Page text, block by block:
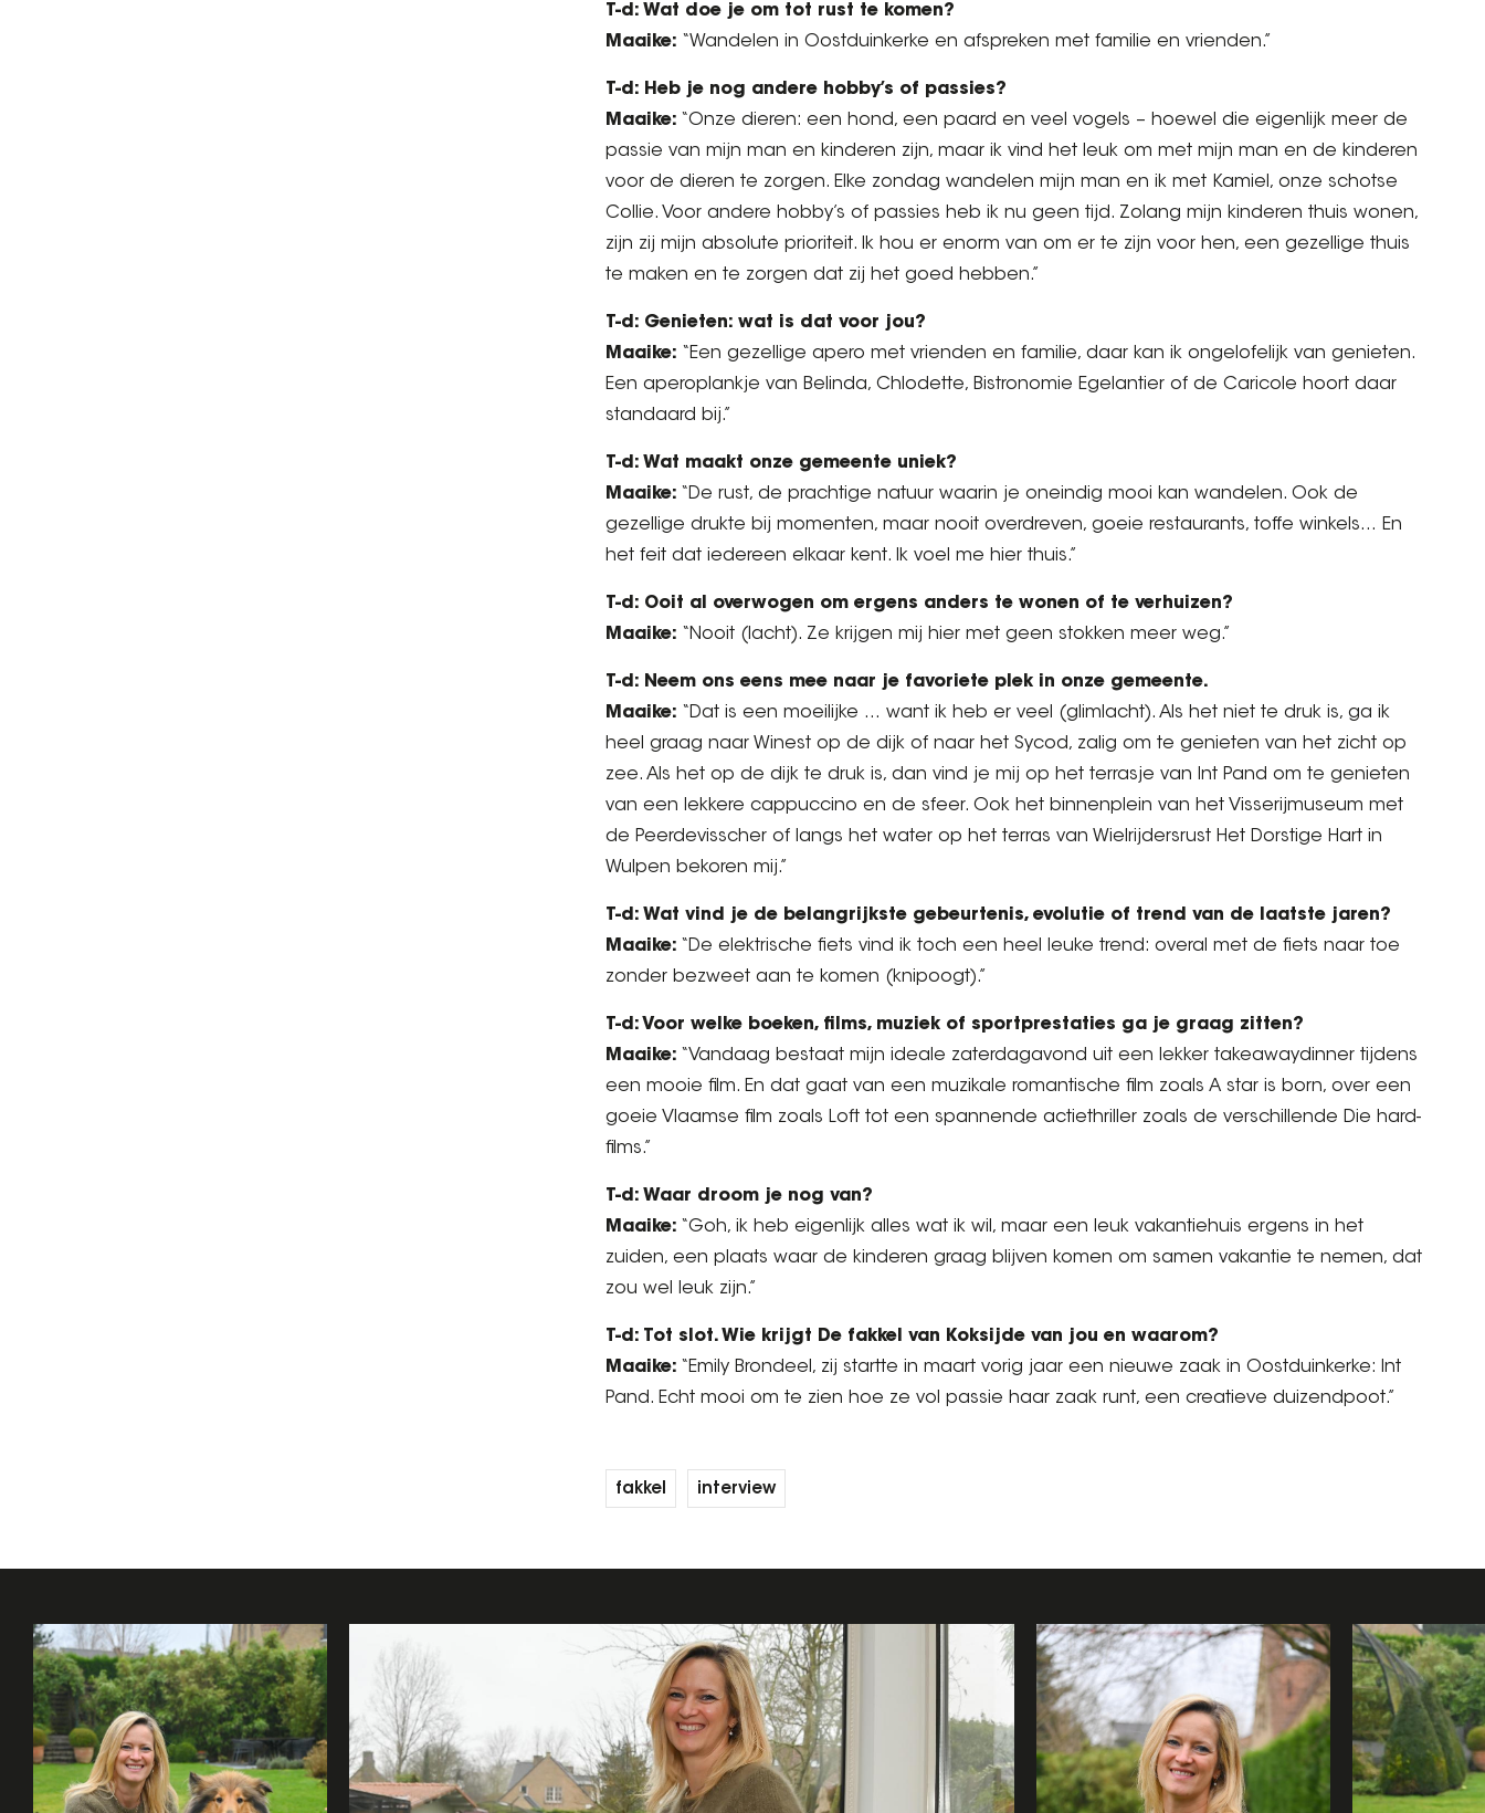
T-d: Wat doe je om tot rust te komen?
Maaike: “Wandelen in Oostduinkerke en afspreken met familie en vrienden.”
T-d: Heb je nog andere hobby’s of passies?
Maaike: “Onze dieren: een hond, een paard en veel vogels – hoewel die eigenlijk meer de
passie van mijn man en kinderen zijn, maar ik vind het leuk om met mijn man en de kinderen
voor de dieren te zorgen. Elke zondag wandelen mijn man en ik met Kamiel, onze schotse
Collie. Voor andere hobby’s of passies heb ik nu geen tijd. Zolang mijn kinderen thuis wonen,
zijn zij mijn absolute prioriteit. Ik hou er enorm van om er te zijn voor hen, een gezellige thuis
te maken en te zorgen dat zij het goed hebben.”
T-d: Genieten: wat is dat voor jou?
Maaike: “Een gezellige apero met vrienden en familie, daar kan ik ongelofelijk van genieten.
Een aperoplankje van Belinda, Chlodette, Bistronomie Egelantier of de Caricole hoort daar
standaard bij.”
T-d: Wat maakt onze gemeente uniek?
Maaike: “De rust, de prachtige natuur waarin je oneindig mooi kan wandelen. Ook de
gezellige drukte bij momenten, maar nooit overdreven, goeie restaurants, toffe winkels… En
het feit dat iedereen elkaar kent. Ik voel me hier thuis.”
T-d: Ooit al overwogen om ergens anders te wonen of te verhuizen?
Maaike: “Nooit (lacht). Ze krijgen mij hier met geen stokken meer weg.”
T-d: Neem ons eens mee naar je favoriete plek in onze gemeente.
Maaike: “Dat is een moeilijke … want ik heb er veel (glimlacht). Als het niet te druk is, ga ik
heel graag naar Winest op de dijk of naar het Sycod, zalig om te genieten van het zicht op
zee. Als het op de dijk te druk is, dan vind je mij op het terrasje van Int Pand om te genieten
van een lekkere cappuccino en de sfeer. Ook het binnenplein van het Visserijmuseum met
de Peerdevisscher of langs het water op het terras van Wielrijdersrust Het Dorstige Hart in
Wulpen bekoren mij.”
T-d: Wat vind je de belangrijkste gebeurtenis, evolutie of trend van de laatste jaren?
Maaike: “De elektrische fiets vind ik toch een heel leuke trend: overal met de fiets naar toe
zonder bezweet aan te komen (knipoogt).”
T-d: Voor welke boeken, films, muziek of sportprestaties ga je graag zitten?
Maaike: “Vandaag bestaat mijn ideale zaterdagavond uit een lekker takeawaydinner tijdens
een mooie film. En dat gaat van een muzikale romantische film zoals A star is born, over een
goeie Vlaamse film zoals Loft tot een spannende actiethriller zoals de verschillende Die hard-
films.”
T-d: Waar droom je nog van?
Maaike: “Goh, ik heb eigenlijk alles wat ik wil, maar een leuk vakantiehuis ergens in het
zuiden, een plaats waar de kinderen graag blijven komen om samen vakantie te nemen, dat
zou wel leuk zijn.”
T-d: Tot slot. Wie krijgt De fakkel van Koksijde van jou en waarom?
Maaike: “Emily Brondeel, zij startte in maart vorig jaar een nieuwe zaak in Oostduinkerke: Int
Pand. Echt mooi om te zien hoe ze vol passie haar zaak runt, een creatieve duizendpoot.”
fakkel interview